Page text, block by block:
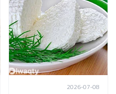
2026-07-08